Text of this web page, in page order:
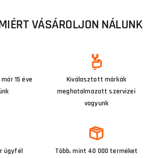
VÁSÁROLJON NÁLUNK
15 éve
Kiválasztott márkák
meghatalmazott szervizei
vagyunk
ügyfél
Több, mint 40 000 terméket